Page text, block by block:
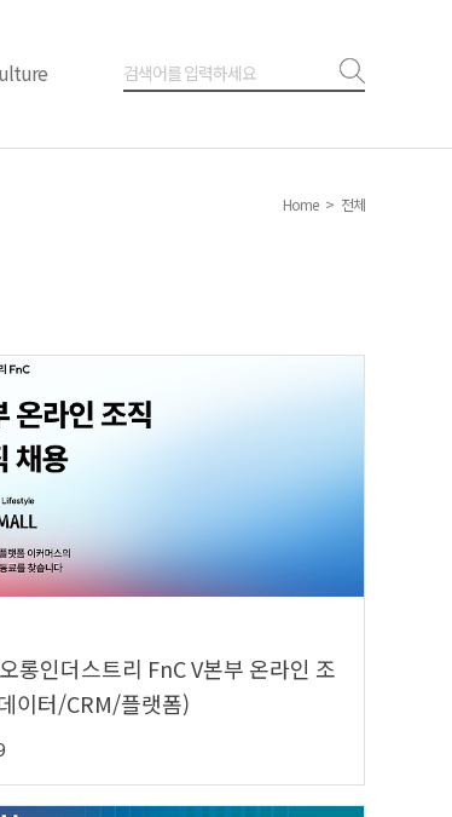
Home > 전체
롱인더스트리 FnC V본부 온라인 조
이터/CRM/플랫폼)